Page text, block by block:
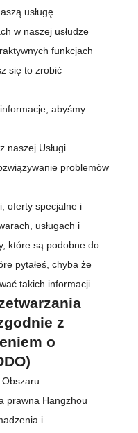
usługę
w naszej usłudze
funkcjach
się to zrobić
abyśmy
naszej Usługi
problemów
oferty specjalne i
usługach i
które są podobne do
pytałeś, chyba że
takich informacji
z
o
prawna Hangzhou
i